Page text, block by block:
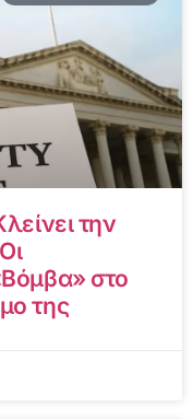
την
στο
της